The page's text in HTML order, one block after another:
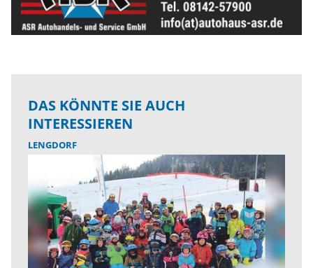
DAS KÖNNTE SIE AUCH
INTERESSIEREN
LENGDORF